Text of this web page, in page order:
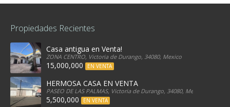
Propiedades Recientes
Casa antigua en Venta!
ZONA CENTRO, Victoria de Durango, 34080, Mexico
15,000,000 EN VENTA
HERMOSA CASA EN VENTA
PASEO DE LAS PALMAS, Victoria de Durango, 34080, Mexico
5,500,000 EN VENTA